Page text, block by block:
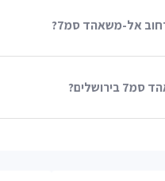
אל-משאהד סמ7?